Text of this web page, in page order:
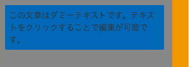
この文章はダミーテキストです。テキス
トをクリックすることで編集が可能で
す。